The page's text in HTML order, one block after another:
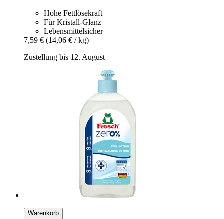
Hohe Fettlösekraft
Für Kristall-Glanz
Lebensmittelsicher
7,59 € (14,06 € / kg)
Zustellung bis 12. August
Warenkorb